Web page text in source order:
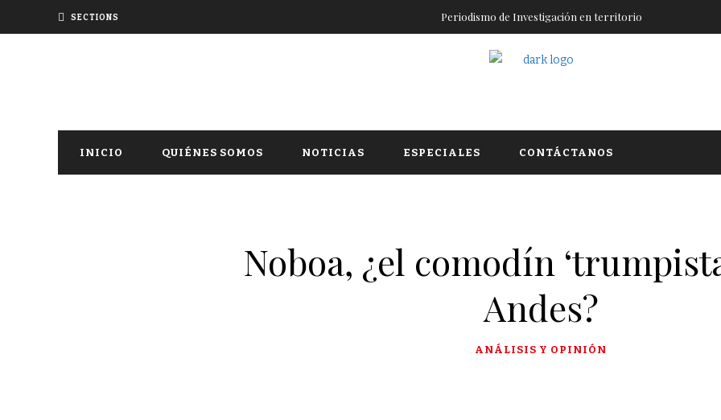
SECTIONS Periodismo de Investigación en territorio
INICIO QUIÉNES SOMOS NOTICIAS ESPECIALES CONTÁCTANOS
Noboa, ¿el comodín
Andes?
ANÁLISIS Y OPINIÓN